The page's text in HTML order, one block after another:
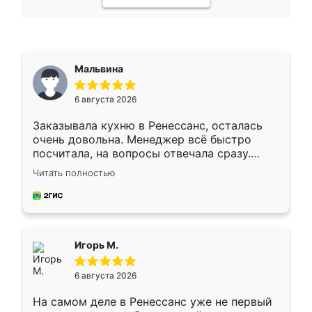
Мальвина
6 августа 2026
Заказывала кухню в Ренессанс, осталась
очень довольна. Менеджер всё быстро
посчитала, на вопросы отвечала сразу.
Замерщик приехал в субботу, подошёл к
делу со всей ответственностью. Собрали
за день, ребята работали аккуратно, даже
Читать полностью
Игорь М.
6 августа 2026
На самом деле в Ренессанс уже не первый